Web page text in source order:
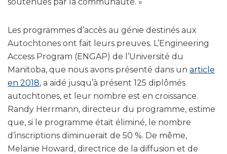
Les programmes d’accès au génie destinés aux
Autochtones ont fait leurs preuves. L’Engineering
Access Program (ENGAP) de l’Université du
Manitoba, que nous avons présenté dans un article
en 2018, a aidé jusqu’à présent 125 diplômés
autochtones, et leur nombre est en croissance.
Randy Herrmann, directeur du programme, estime
que, si le programme était éliminé, le nombre
d’inscriptions diminuerait de 50 %. De même,
Melanie Howard, directrice de la diffusion et de